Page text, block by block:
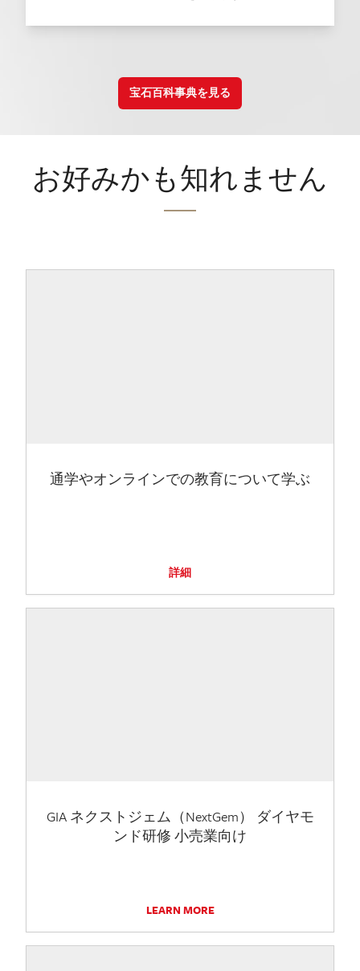
宝石百科事典を見る
お好みかも知れません
通学やオンラインでの教育について学ぶ
詳細
GIA ネクストジェム（NextGem） ダイヤモ
ンド研修 小売業向け
LEARN MORE